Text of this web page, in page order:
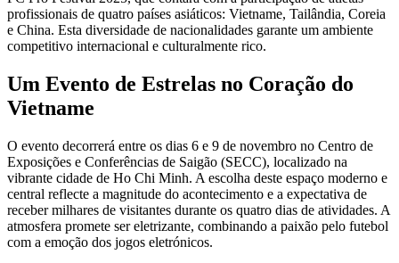
profissionais de quatro países asiáticos: Vietname, Tailândia, Coreia
e China. Esta diversidade de nacionalidades garante um ambiente
competitivo internacional e culturalmente rico.
Um Evento de Estrelas no Coração do
Vietname
O evento decorrerá entre os dias 6 e 9 de novembro no Centro de
Exposições e Conferências de Saigão (SECC), localizado na
vibrante cidade de Ho Chi Minh. A escolha deste espaço moderno e
central reflecte a magnitude do acontecimento e a expectativa de
receber milhares de visitantes durante os quatro dias de atividades. A
atmosfera promete ser eletrizante, combinando a paixão pelo futebol
com a emoção dos jogos eletrónicos.